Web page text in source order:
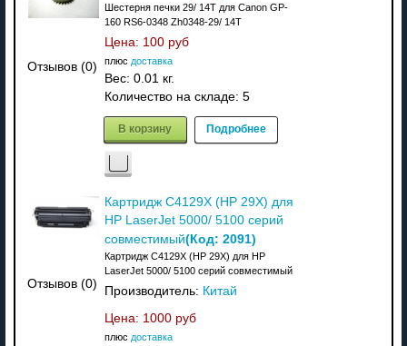
Отзывов (0)
Шестерня печки 29/ 14T для Canon GP-
160 RS6-0348 Zh0348-29/ 14T
Цена: 100 руб
плюс доставка
Вес: 0.01 кг.
Количество на складе: 5
В корзину Подробнее
Отзывов (0)
Картридж C4129X (HP 29X) для
HP LaserJet 5000/ 5100 серий
совместимый(Код: 2091)
Картридж C4129X (HP 29X) для HP
LaserJet 5000/ 5100 серий совместимый
Производитель: Китай
Цена: 1000 руб
плюс доставка